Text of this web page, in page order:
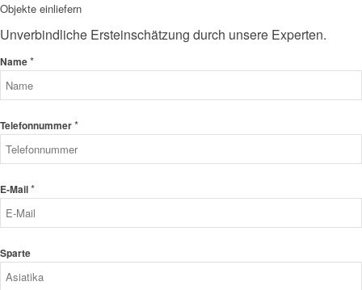
Objekte einliefern
Unverbindliche Ersteinschätzung durch unsere Experten.
Name*
Telefonnummer*
E-Mail*
Sparte